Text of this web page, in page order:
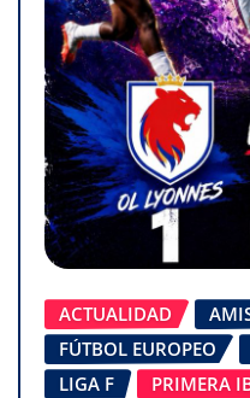
ACTUALIDAD
FÚTBOL EUROPEO
LIGA F
PRIMERA